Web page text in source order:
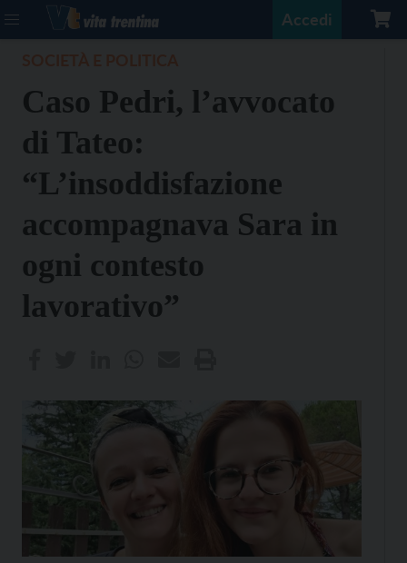
Accedi
Caso Pedri, l’avvocato
di Tateo:
“L’insoddisfazione
accompagnava Sara in
ogni contesto
lavorativo”